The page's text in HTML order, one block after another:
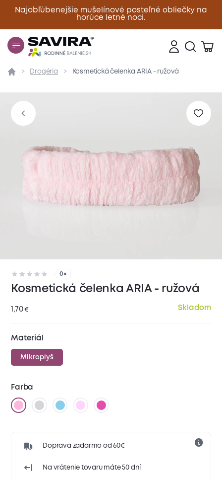
Najobľúbenejšie mušelínové posteľné obliečky na
horúce letné noci.
Zavrieť
Prehľad Parametre Popis produktu
Drogéria Kosmetická čelenka ARIA - ružová
0×
Kosmetická čelenka ARIA - ružová
1,70€ Skladom
Materiál
Mikroplyš
Farba
Doprava zadarmo od 60€
Na vrátenie tovaru máte 50 dní